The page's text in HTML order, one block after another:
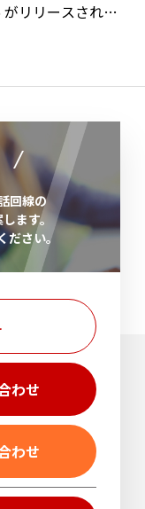
リリースされま
回線の
ます。
ださい。
わせ
わせ